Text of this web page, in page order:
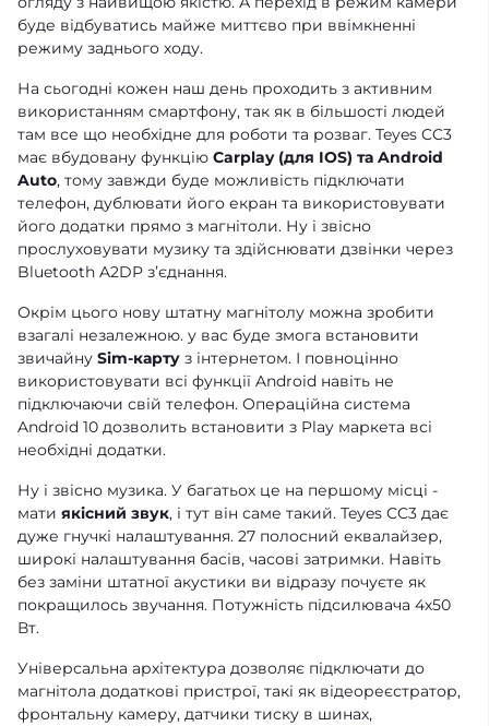
буде відбуватись майже миттєво при ввімкненні
режиму заднього ходу.
На сьогодні кожен наш день проходить з активним
використанням смартфону, так як в більшості людей
там все що необхідне для роботи та розваг. Teyes CC3
має вбудовану функцію Carplay (для IOS) та Android
Auto, тому завжди буде можливість підключати
телефон, дублювати його екран та використовувати
його додатки прямо з магнітоли. Ну і звісно
прослуховувати музику та здійснювати дзвінки через
Bluetooth A2DP зʼєднання.
Окрім цього нову штатну магнітолу можна зробити
взагалі незалежною. у вас буде змога встановити
звичайну Sim-карту з інтернетом. І повноцінно
використовувати всі функції Android навіть не
підключаючи свій телефон. Операційна система
Android 10 дозволить встановити з Play маркета всі
необхідні додатки.
Ну і звісно музика. У багатьох це на першому місці -
мати якісний звук, і тут він саме такий. Teyes CC3 дає
дуже гнучкі налаштування. 27 полосний еквалайзер,
широкі налаштування басів, часові затримки. Навіть
без заміни штатної акустики ви відразу почуєте як
покращилось звучання. Потужність підсилювача 4х50
Вт.
Універсальна архітектура дозволяє підключати до
магнітола додаткові пристрої, такі як відеореєстратор,
фронтальну камеру, датчики тиску в шинах,